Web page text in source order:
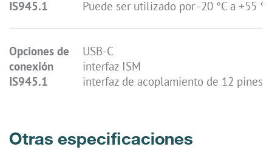
IS945.1
Puede ser utilizado por -20 °C a +55 °C
Opciones de
conexión
IS945.1
USB-C
interfaz ISM
interfaz de acoplamiento de 12 pines
Otras especificaciones